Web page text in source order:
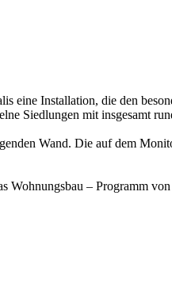
eine Installation, die den
Siedlungen mit insgesamt
Wand. Die auf dem
– Programm